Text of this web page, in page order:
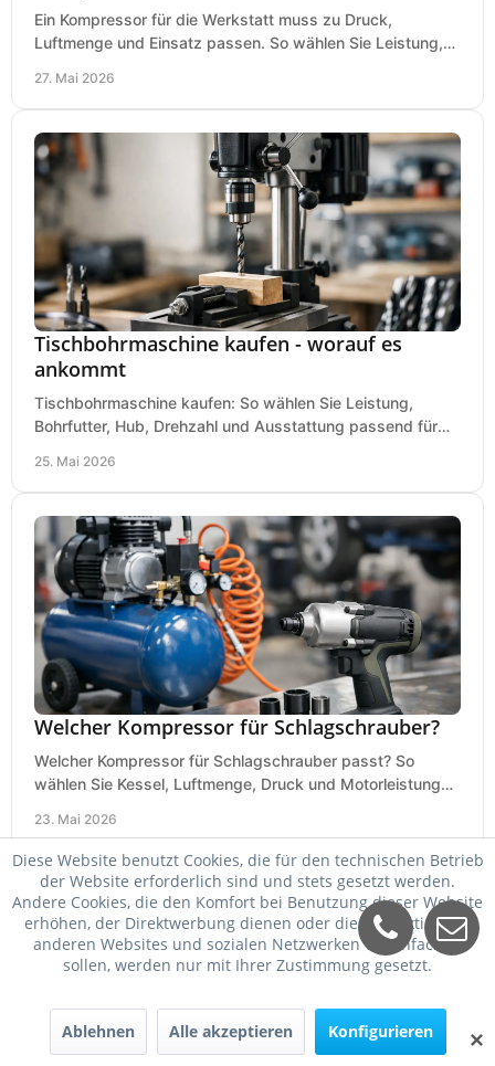
Ein Kompressor für die Werkstatt muss zu Druck,
Luftmenge und Einsatz passen. So wählen Sie Leistung,
27. Mai 2026
Tischbohrmaschine kaufen - worauf es
ankommt
Tischbohrmaschine kaufen: So wählen Sie Leistung,
Bohrfutter, Hub, Drehzahl und Ausstattung passend für
25. Mai 2026
Welcher Kompressor für Schlagschrauber?
Welcher Kompressor für Schlagschrauber passt? So
wählen Sie Kessel, Luftmenge, Druck und Motorleistung
23. Mai 2026
✕
Diese Website benutzt Cookies, die für den technischen Betrieb
der Website erforderlich sind und stets gesetzt werden.
Andere Cookies, die den Komfort bei Benutzung dieser Website
erhöhen, der Direktwerbung dienen oder die Interaktion mit
anderen Websites und sozialen Netzwerken vereinfachen
sollen, werden nur mit Ihrer Zustimmung gesetzt.
Ablehnen Alle akzeptieren Konfigurieren